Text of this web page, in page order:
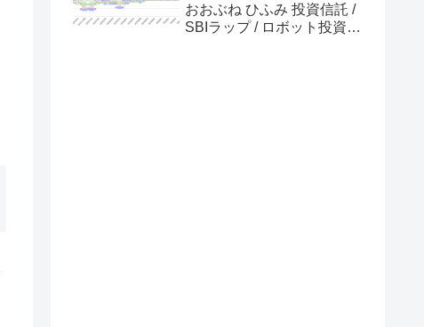
おおぶね ひふみ 投資信託 /
SBIラップ / ロボット投資